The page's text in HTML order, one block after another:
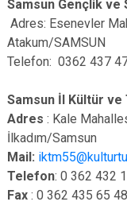
Samsun Gençlik ve
Adres: Esenevler
Atakum/SAMSUN
Telefon: 0362 437
Samsun İl Kültür
Adres : Kale
İlkadım/Samsun
Mail:
Telefon: 0 362 432
Fax : 0 362 435 65 48